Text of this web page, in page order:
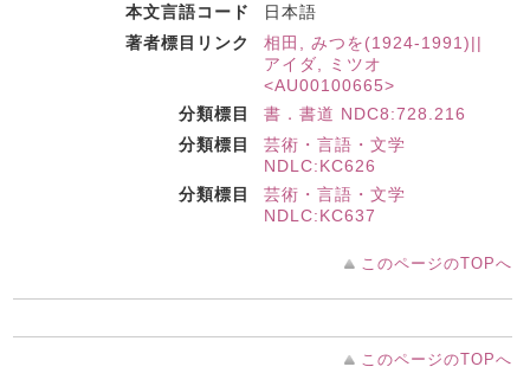
本文言語コード
日本語
著者標目リンク
相田, みつを(1924-1991)||
アイダ, ミツオ
<AU00100665>
分類標目
書．書道 NDC8:728.216
分類標目
芸術・言語・文学
NDLC:KC626
分類標目
芸術・言語・文学
NDLC:KC637
このページのTOPへ
このページのTOPへ